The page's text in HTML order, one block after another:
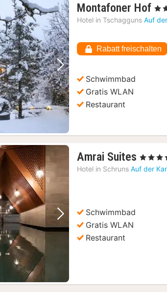
Nächstes Bild
Montafoner Hof 1
€
, 4
Hotel in Tschagguns Auf
Rabatt freischalten
Schwimmbad
Gratis WLAN
Restaurant
Nächstes Bild
Amrai Suites 1
Nacht
, 4 Sterne
Hotel in Schruns Auf der
Schwimmbad
Gratis WLAN
Restaurant